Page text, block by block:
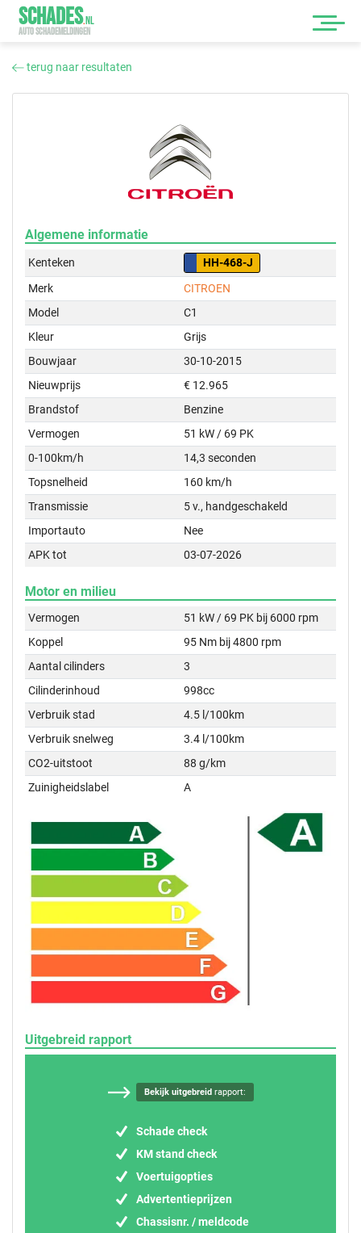
SCHADES.NL
AUTO SCHADEMELDINGEN
terug naar resultaten
Algemene informatie
Kenteken
HH-468-J
Merk
CITROEN
Model
C1
Kleur
Grijs
Bouwjaar
30-10-2015
Nieuwprijs
€ 12.965
Brandstof
Benzine
Vermogen
51 kW / 69 PK
0-100km/h
14,3 seconden
Topsnelheid
160 km/h
Transmissie
5 v., handgeschakeld
Importauto
Nee
APK tot
03-07-2026
Motor en milieu
Vermogen
51 kW / 69 PK bij 6000 rpm
Koppel
95 Nm bij 4800 rpm
Aantal cilinders
3
Cilinderinhoud
998cc
Verbruik stad
4.5 l/100km
Verbruik snelweg
3.4 l/100km
CO2-uitstoot
88 g/km
Zuinigheidslabel
A
Uitgebreid rapport
Bekijk uitgebreidrapport:
Schade check
KM stand check
Voertuigopties
Advertentieprijzen
Chassisnr. / meldcode